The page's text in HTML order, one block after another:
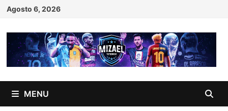
Skip
content
Agosto 6, 2026
MENU